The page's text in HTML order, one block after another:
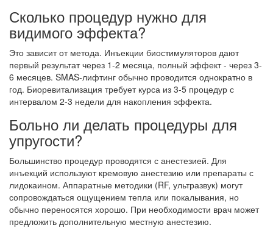
Сколько процедур нужно для
видимого эффекта?
Это зависит от метода. Инъекции биостимуляторов дают
первый результат через 1-2 месяца, полный эффект - через 3-
6 месяцев. SMAS-лифтинг обычно проводится однократно в
год. Биоревитализация требует курса из 3-5 процедур с
интервалом 2-3 недели для накопления эффекта.
Больно ли делать процедуры для
упругости?
Большинство процедур проводятся с анестезией. Для
инъекций используют кремовую анестезию или препараты с
лидокаином. Аппаратные методики (RF, ультразвук) могут
сопровождаться ощущением тепла или покалывания, но
обычно переносятся хорошо. При необходимости врач может
предложить дополнительную местную анестезию.